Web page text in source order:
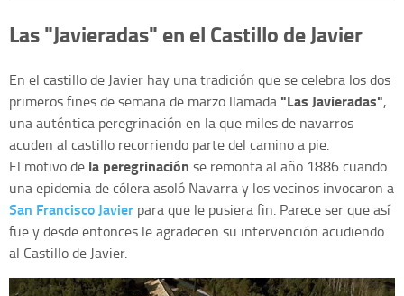
Las "Javieradas" en el Castillo de Javier
En el castillo de Javier hay una tradición que se celebra los dos
primeros fines de semana de marzo llamada "Las Javieradas",
una auténtica peregrinación en la que miles de navarros
acuden al castillo recorriendo parte del camino a pie.
El motivo de la peregrinación se remonta al año 1886 cuando
una epidemia de cólera asoló Navarra y los vecinos invocaron a
San Francisco Javier para que le pusiera fin. Parece ser que así
fue y desde entonces le agradecen su intervención acudiendo
al Castillo de Javier.